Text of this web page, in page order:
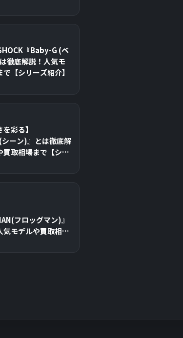
『Baby-G (ベ
徹底解説！人気モ
【シリーズ紹介】
彩る】
シーン)』とは徹底解
買取相場まで【シリ
フロッグマン)』
気モデルや買取相場